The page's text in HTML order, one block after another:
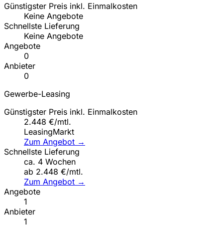
Günstigster Preis inkl. Einmalkosten
Keine Angebote
Schnellste Lieferung
Keine Angebote
Angebote
0
Anbieter
0
Gewerbe-Leasing
Günstigster Preis inkl. Einmalkosten
2.448 €/mtl.
LeasingMarkt
Zum Angebot →
Schnellste Lieferung
ca. 4 Wochen
ab 2.448 €/mtl.
Zum Angebot →
Angebote
1
Anbieter
1